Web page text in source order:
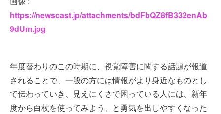
https://newscast.jp/attachments/bdFbQZ8fB332enAb
9dUm.jpg
年度替わりのこの時期に、視覚障害に関する話題が報道
されることで、一般の方には情報がより身近なものとし
て伝わっていき、見えにくさで困っている人には、新年
度から白杖を使ってみよう、と勇気を出しやすくなった